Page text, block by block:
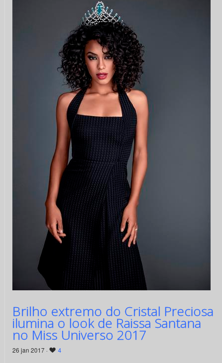
Brilho extremo do Cristal Preciosa
ilumina o look de Raissa Santana
no Miss Universo 2017
26 jan 2017 · 4